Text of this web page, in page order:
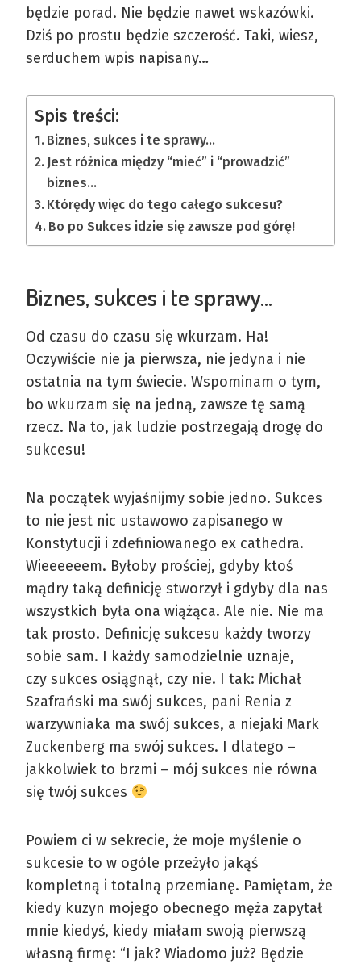
będzie porad. Nie będzie nawet wskazówki.
Dziś po prostu będzie szczerość. Taki, wiesz,
serduchem wpis napisany…
Spis treści:
Biznes, sukces i te sprawy…
Jest różnica między “mieć” i “prowadzić”
biznes…
Którędy więc do tego całego sukcesu?
Bo po Sukces idzie się zawsze pod górę!
Biznes, sukces i te sprawy…
Od czasu do czasu się wkurzam. Ha!
Oczywiście nie ja pierwsza, nie jedyna i nie
ostatnia na tym świecie. Wspominam o tym,
bo wkurzam się na jedną, zawsze tę samą
rzecz. Na to, jak ludzie postrzegają drogę do
sukcesu!
Na początek wyjaśnijmy sobie jedno. Sukces
to nie jest nic ustawowo zapisanego w
Konstytucji i zdefiniowanego ex cathedra.
Wieeeeeem. Byłoby prościej, gdyby ktoś
mądry taką definicję stworzył i gdyby dla nas
wszystkich była ona wiążąca. Ale nie. Nie ma
tak prosto. Definicję sukcesu każdy tworzy
sobie sam. I każdy samodzielnie uznaje,
czy sukces osiągnął, czy nie. I tak: Michał
Szafrański ma swój sukces, pani Renia z
warzywniaka ma swój sukces, a niejaki Mark
Zuckenberg ma swój sukces. I dlatego –
jakkolwiek to brzmi – mój sukces nie równa
się twój sukces
Powiem ci w sekrecie, że moje myślenie o
sukcesie to w ogóle przeżyło jakąś
kompletną i totalną przemianę. Pamiętam, że
kiedy kuzyn mojego obecnego męża zapytał
mnie kiedyś, kiedy miałam swoją pierwszą
własną firmę: “I jak? Wiadomo już? Będzie